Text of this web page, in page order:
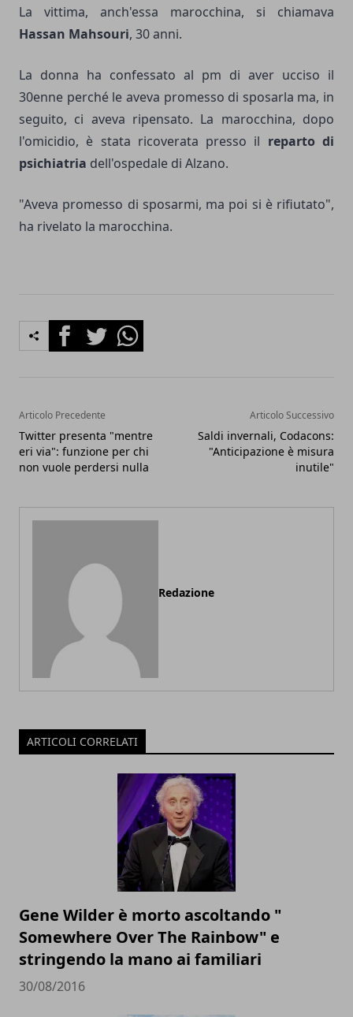
La vittima, anch'essa marocchina, si chiamava
Hassan Mahsouri, 30 anni.
La donna ha confessato al pm di aver ucciso il
30enne perché le aveva promesso di sposarla ma, in
seguito, ci aveva ripensato. La marocchina, dopo
l'omicidio, è stata ricoverata presso il reparto di
psichiatria dell'ospedale di Alzano.
"Aveva promesso di sposarmi, ma poi si è rifiutato",
ha rivelato la marocchina.
FacebookTwitterWhatsapp
Articolo Precedente
Twitter presenta "mentre
eri via": funzione per chi
non vuole perdersi nulla
Articolo Successivo
Saldi invernali, Codacons:
"Anticipazione è misura
inutile"
Redazione
ARTICOLI CORRELATI
Gene Wilder è morto ascoltando "
Somewhere Over The Rainbow" e
stringendo la mano ai familiari
30/08/2016